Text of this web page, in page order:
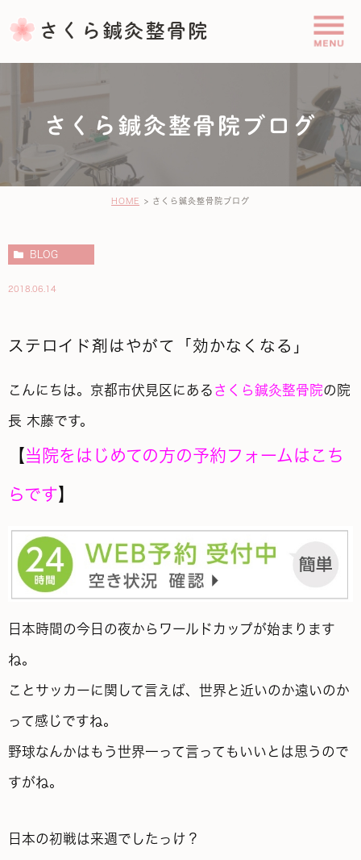
さくら鍼灸整骨院ブログ
HOME さくら鍼灸整骨院ブログ
BLOG
2018.06.14
ステロイド剤はやがて「効かなくなる」
こんにちは。京都市伏見区にある さくら鍼灸整骨院の院
長 木藤です。
【当院をはじめての方の予約フォームはこち
らです】
日本時間の今日の夜からワールドカップが始まります
ね。
ことサッカーに関して言えば、世界と近いのか遠いのか
って感じですね。
野球なんかはもう世界一って言ってもいいとは思うので
すがね。
日本の初戦は来週でしたっけ？